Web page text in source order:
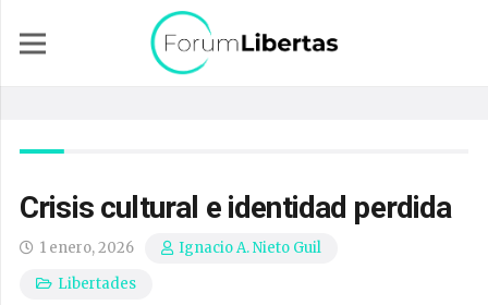
Crisis cultural e identidad perdida
1 enero, 2026
Ignacio A. Nieto Guil
Libertades